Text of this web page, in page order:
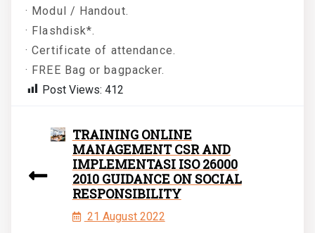
· Modul / Handout.
· Flashdisk*.
· Certificate of attendance.
· FREE Bag or bagpacker.
Post Views: 412
TRAINING ONLINE
MANAGEMENT CSR AND
IMPLEMENTASI ISO 26000
2010 GUIDANCE ON SOCIAL
RESPONSIBILITY
21 August 2022